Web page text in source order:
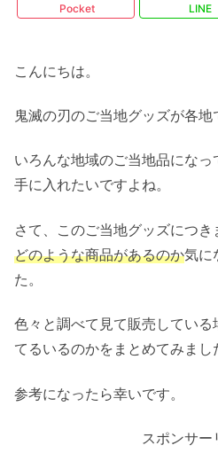
Pocket LINE
こんにちは。
鬼滅の刃のご当地グッズが各地
いろんな地域のご当地品にな
手に入れたいですよね。
さて、このご当地グッズにつき
どのような商品があるのか気に
た。
色々と調べて見て販売してい
てるいるのかをまとめてみまし
参考になったら幸いです。
スポンサー